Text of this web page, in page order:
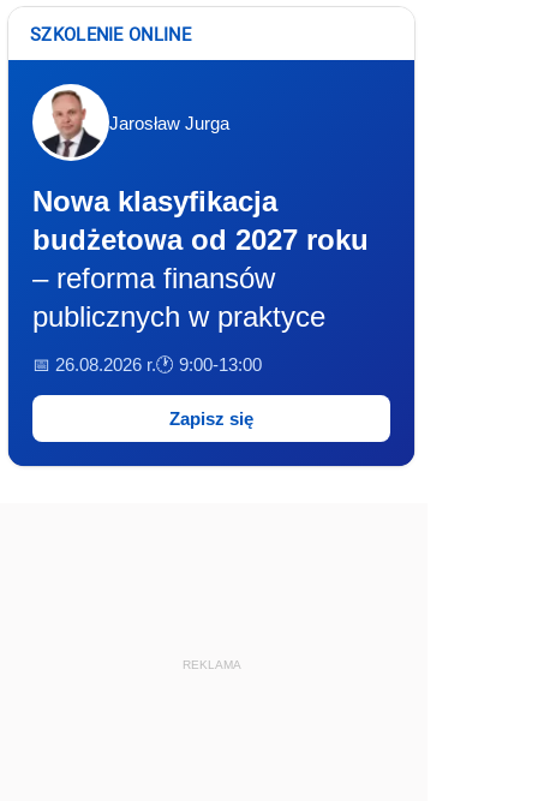
SZKOLENIE ONLINE
Jarosław Jurga
Nowa klasyfikacja
budżetowa od 2027 roku
– reforma finansów
publicznych w praktyce
📅 26.08.2026 r.🕐 9:00-13:00
Zapisz się
REKLAMA